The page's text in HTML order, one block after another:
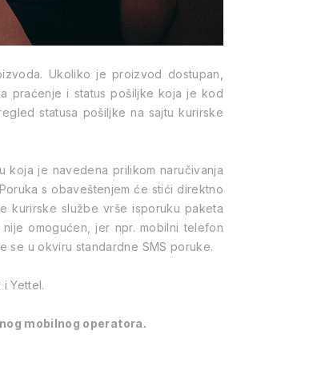
Ukoliko je proizvod dostupan,
praćenje i status pošiljke koja je kod
statusa pošiljke na sajtu kurirske
je navedena prilikom naručivanja
Poruka s obaveštenjem će stići direktno
kurirske službe vrše isporuku paketa
omogućen, jer npr. mobilni telefon
se u okviru standardne SMS poruke.
Yettel.
mobilnog operatora.